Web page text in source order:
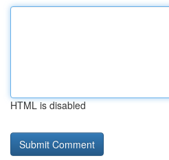
HTML is disabled